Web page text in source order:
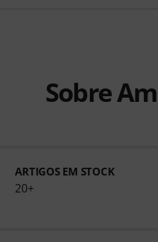
Sobre
ARTIGOS EM STOCK
20+